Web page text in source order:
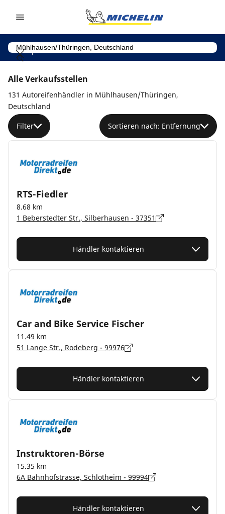
Alle Verkaufsstellen
131 Autoreifenhändler in Mühlhausen/Thüringen,
Deutschland
Filter Sortieren nach: Entfernung
RTS-Fiedler
8.68 km
1 Beberstedter Str., Silberhausen - 37351
Händler kontaktieren
Car and Bike Service Fischer
11.49 km
51 Lange Str., Rodeberg - 99976
Händler kontaktieren
Instruktoren-Börse
15.35 km
6A Bahnhofstrasse, Schlotheim - 99994
Händler kontaktieren